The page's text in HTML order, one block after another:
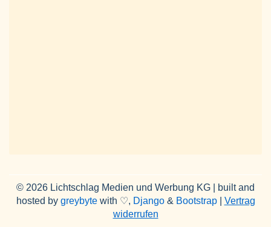
© 2026 Lichtschlag Medien und Werbung KG | built and
hosted by greybytewith ♡, Django& Bootstrap| Vertrag
widerrufen